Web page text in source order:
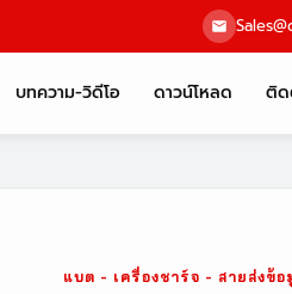
บทความ-วิดีโอ ดาวน์โหลด ติด
แบต - เครื่องชาร์จ - สายส่งข้อ